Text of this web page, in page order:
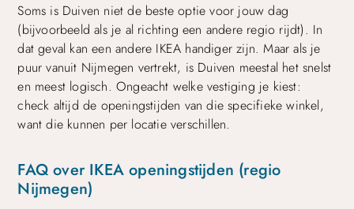
Soms is Duiven niet de beste optie voor jouw dag
(bijvoorbeeld als je al richting een andere regio rijdt). In
dat geval kan een andere IKEA handiger zijn. Maar als je
puur vanuit Nijmegen vertrekt, is Duiven meestal het snelst
en meest logisch. Ongeacht welke vestiging je kiest:
check altijd de openingstijden van die specifieke winkel,
want die kunnen per locatie verschillen.
FAQ over IKEA openingstijden (regio
Nijmegen)